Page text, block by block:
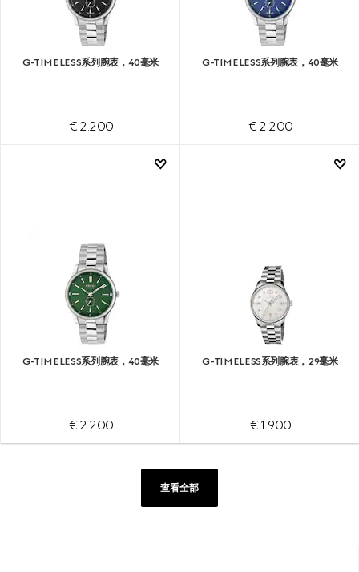
G-TIMELESS系列腕表，40毫米
€ 2.200
G-TIMELESS系列腕表，40毫米
€ 2.200
G-TIMELESS系列腕表，40毫米
€ 2.200
G-TIMELESS系列腕表，29毫米
€ 1.900
查看全部